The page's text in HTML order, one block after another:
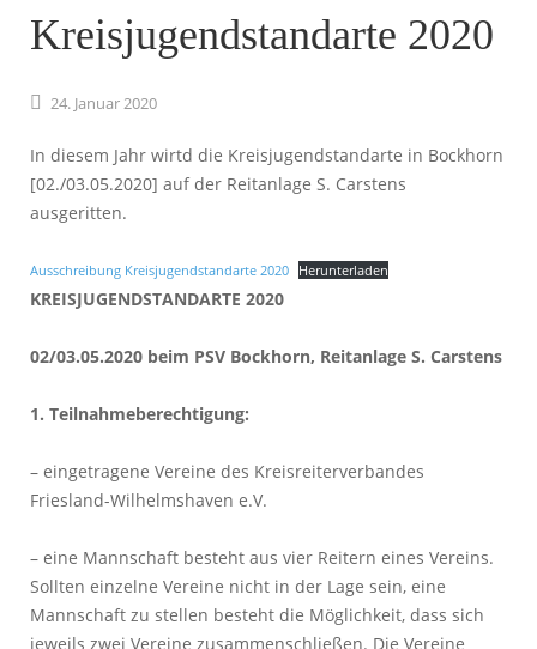
Kreisjugendstandarte 2020
24. Januar2020
In diesem Jahr wirtd die Kreisjugendstandarte in Bockhorn
[02./03.05.2020] auf der Reitanlage S. Carstens
ausgeritten.
Ausschreibung Kreisjugendstandarte 2020 Herunterladen
KREISJUGENDSTANDARTE 2020
02/03.05.2020 beim PSV Bockhorn, Reitanlage S. Carstens
1. Teilnahmeberechtigung:
– eingetragene Vereine des Kreisreiterverbandes
Friesland-Wilhelmshaven e.V.
– eine Mannschaft besteht aus vier Reitern eines Vereins.
Sollten einzelne Vereine nicht in der Lage sein, eine
Mannschaft zu stellen besteht die Möglichkeit, dass sich
jeweils zwei Vereine zusammenschließen. Die Vereine